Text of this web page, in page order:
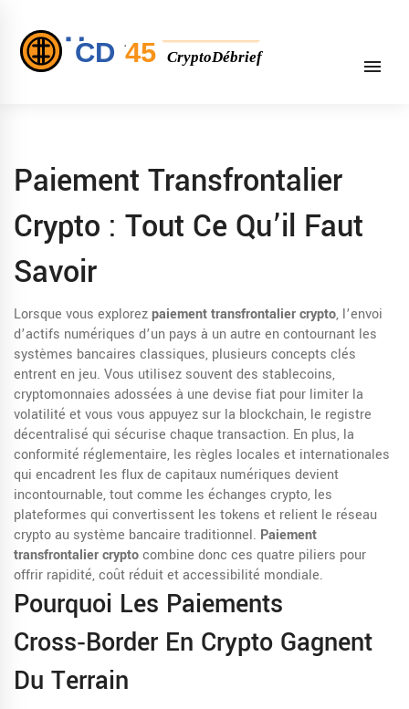
Paiement Transfrontalier
Crypto : Tout Ce Qu’il Faut
Savoir
Lorsque vous explorezpaiement transfrontalier crypto, l’envoi
d’actifs numériques d’un pays à un autre en contournant les
systèmes bancaires classiques, plusieurs concepts clés
entrent en jeu. Vous utilisez souvent des stablecoins,
cryptomonnaies adossées à une devise fiat pour limiter la
volatilité et vous vous appuyez sur la blockchain, le registre
décentralisé qui sécurise chaque transaction. En plus, la
conformité réglementaire, les règles locales et internationales
qui encadrent les flux de capitaux numériques devient
incontournable, tout comme les échanges crypto, les
plateformes qui convertissent les tokens et relient le réseau
crypto au système bancaire traditionnel. Paiement
transfrontalier cryptocombine donc ces quatre piliers pour
offrir rapidité, coût réduit et accessibilité mondiale.
Pourquoi Les Paiements
Cross‑border En Crypto Gagnent
Du Terrain